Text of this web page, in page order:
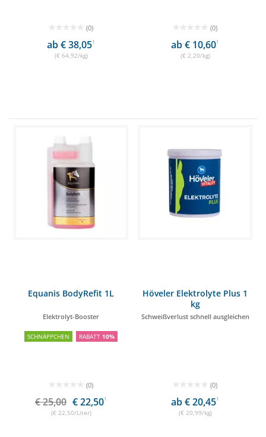
(0)
ab € 38,051
(€ 64,92/kg)
(0)
ab € 10,601
(€ 2,20/kg)
Equanis BodyRefit 1L
Elektrolyt-Booster
SCHNÄPPCHEN RABATT 10%
(0)
€ 25,00 € 22,501
(€ 22,50/Liter)
Höveler Elektrolyte Plus 1
kg
Schweißverlust schnell ausgleichen
(0)
ab € 20,451
(€ 20,99/kg)